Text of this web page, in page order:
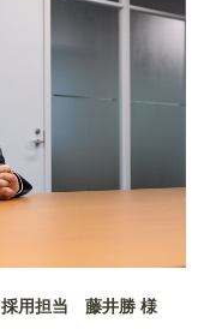
採用担当 藤井勝 様